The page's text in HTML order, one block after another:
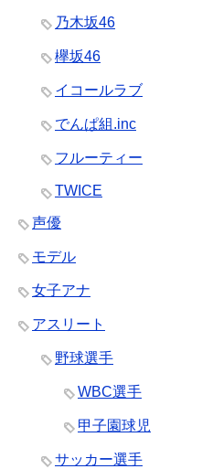
乃木坂46
欅坂46
イコールラブ
でんぱ組.inc
フルーティー
TWICE
声優
モデル
女子アナ
アスリート
野球選手
WBC選手
甲子園球児
サッカー選手